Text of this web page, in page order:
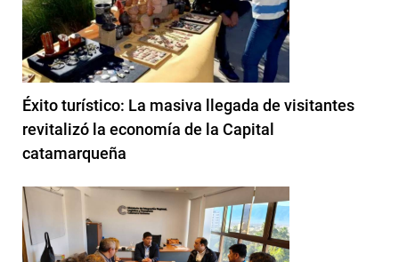
Éxito turístico: La masiva llegada de visitantes
revitalizó la economía de la Capital
catamarqueña